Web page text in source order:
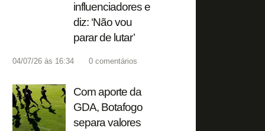
influenciadores e
diz: ‘Não vou
parar de lutar’
04/07/26 às 16:34 0 comentários
Com aporte da
GDA, Botafogo
separa valores